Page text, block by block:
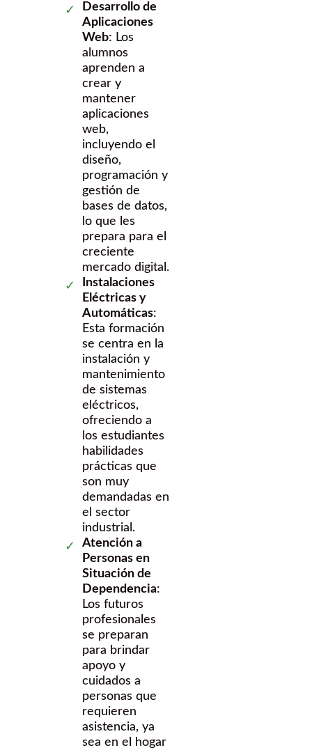
Desarrollo de
Aplicaciones
Web: Los
alumnos
aprenden a
crear y
mantener
aplicaciones
web,
incluyendo el
diseño,
programación y
gestión de
bases de datos,
lo que les
prepara para el
creciente
mercado digital.
Instalaciones
Eléctricas y
Automáticas:
Esta formación
se centra en la
instalación y
mantenimiento
de sistemas
eléctricos,
ofreciendo a
los estudiantes
habilidades
prácticas que
son muy
demandadas en
el sector
industrial.
Atención a
Personas en
Situación de
Dependencia:
Los futuros
profesionales
se preparan
para brindar
apoyo y
cuidados a
personas que
requieren
asistencia, ya
sea en el hogar